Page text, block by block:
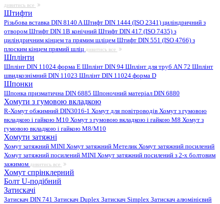
дивитись все
Штифти
Різьбова вставка DIN 8140 AШтифт DIN 1444 (ISO 2341) циліндричний з
отвором Штифт DIN 1B конічний Штифт DIN 417 (ISO 7435) з
циліндричним кінцем та прямим шліцем Штифт DIN 551 (ISO 4766) з
плоским кінцем прямий шліц дивитись все
Шплінти
Шплінт DIN 11024 форма E Шплінт DIN 94 Шплінт для труб AN 72 Шплінт
швидкознімний DIN 11023 Шплінт DIN 11024 форма D
Шпонки
Шпонка призматична DIN 6885 Шпоночний матеріал DIN 6880
Хомути з гумовою вкладкою
R-Хомут обжимний DIN3016-1 Хомут для повітроводів Хомут з гумовою
вкладкою і гайкою M10 Хомут з гумовою вкладкою і гайкою M8 Хомут з
гумовою вкладкою і гайкою М8/M10
Хомути затяжні
Хомут затяжний MINI Хомут затяжний МетеликХомут затяжний посилений
Хомут затяжний посилений MINI Хомут затяжний посилений з 2-х болтовим
зажимом дивитись все
Хомут спрінклерний
Болт U-подібний
Затискачі
Затискач DIN 741 Затискач Duplex Затискач Simplex Затискач алюмінієвий